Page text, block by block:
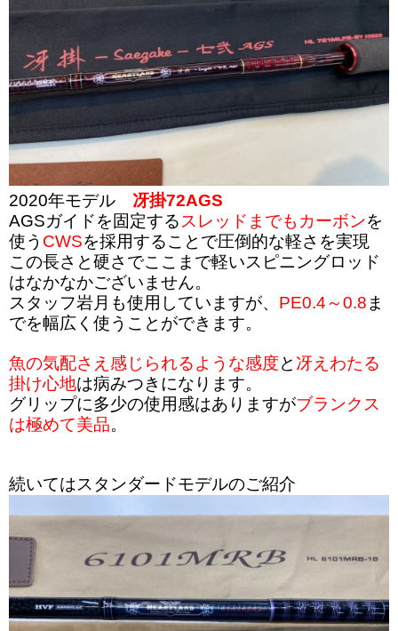
2020年モデル 冴掛72AGS
AGSガイドを固定する スレッドまでもカーボンを
使う CWSを採用することで圧倒的な軽さを実現
この長さと硬さでここまで軽いスピニングロッド
はなかなかございません。
スタッフ岩月も使用していますが、 PE0.4～0.8 ま
でを幅広く使うことができます。
魚の気配さえ感じられるような感度と 冴えわたる
掛け心地は病みつきになります。
グリップに多少の使用感はありますがブランクス
は極めて美品。
続いてはスタンダードモデルのご紹介